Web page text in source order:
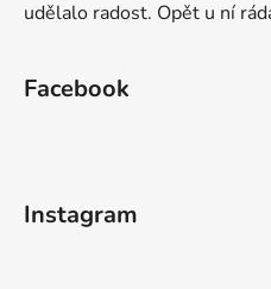
udělalo radost. Opět u ní
Facebook
Instagram